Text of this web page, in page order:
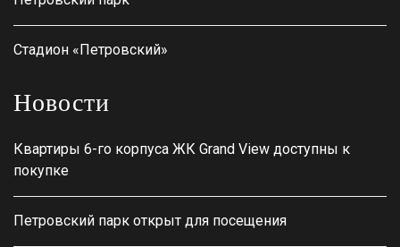
Стадион «Петровский»
Новости
Квартиры 6-го корпуса ЖК Grand View доступны к
покупке
Петровский парк открыт для посещения